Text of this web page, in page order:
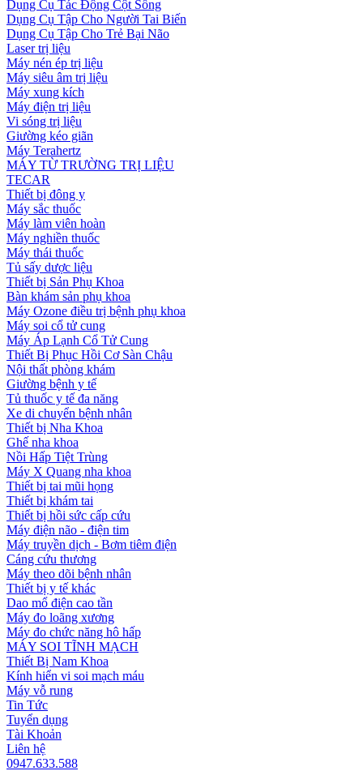
Dụng Cụ Tác Động Cột Sống
Dụng Cụ Tập Cho Người Tai Biến
Dụng Cụ Tập Cho Trẻ Bại Não
Laser trị liệu
Máy nén ép trị liệu
Máy siêu âm trị liệu
Máy xung kích
Máy điện trị liệu
Vi sóng trị liệu
Giường kéo giãn
Máy Terahertz
MÁY TỪ TRƯỜNG TRỊ LIỆU
TECAR
Thiết bị đông y
Máy sắc thuốc
Máy làm viên hoàn
Máy nghiền thuốc
Máy thái thuốc
Tủ sấy dược liệu
Thiết bị Sản Phụ Khoa
Bàn khám sản phụ khoa
Máy Ozone điều trị bệnh phụ khoa
Máy soi cổ tử cung
Máy Áp Lạnh Cổ Tử Cung
Thiết Bị Phục Hồi Cơ Sàn Chậu
Nội thất phòng khám
Giường bệnh y tế
Tủ thuốc y tế đa năng
Xe di chuyển bệnh nhân
Thiết bị Nha Khoa
Ghế nha khoa
Nồi Hấp Tiệt Trùng
Máy X Quang nha khoa
Thiết bị tai mũi họng
Thiết bị khám tai
Thiết bị hồi sức cấp cứu
Máy điện não - điện tim
Máy truyền dịch - Bơm tiêm điện
Cáng cứu thương
Máy theo dõi bệnh nhân
Thiết bị y tế khác
Dao mổ điện cao tần
Máy đo loãng xương
Máy đo chức năng hô hấp
MÁY SOI TĨNH MẠCH
Thiết Bị Nam Khoa
Kính hiển vi soi mạch máu
Máy vỗ rung
Tin Tức
Tuyển dụng
Tài Khoản
Liên hệ
0947.633.588